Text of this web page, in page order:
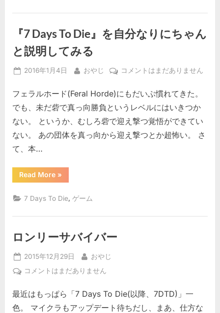
の
ぇ
道」
ス
タ
ス
へ
に
る
「お
や
じ
げ
ぇ
道」
ス
ン
『7 Days To Die』を自分なりにちゃん
と説明してみる
Posted
2016年1月4日 By
おやじ
『7
To
Die』
自
分
と
へ
の
コメントはまだありません
フェラルホード(Feral Horde)にもだいぶ慣れてきた。
でも、未だ砦で真っ向勝負というレベルにはいきつか
ない。 というか、むしろ砦で迎え撃つ覚悟ができてい
ない。 あの団体を真っ向から迎え撃つとか超怖い。 さ
て、本…
Read More“『7
Days
Die』
を
分
に
ん
説
て
み
る”
»
7 Days To Die ,ゲーム
ロンリーサバイバー
Posted
on
2015年12月29日 By
おやじ
ロ
リ
コメントはまだありません
最近はもっぱら「7 Days To Die(以降、7DTD)」一
色。 マイクラもアップデート待ちだし、まあ、仕方な